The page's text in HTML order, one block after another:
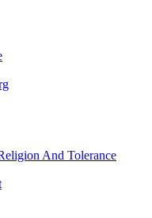
And Tolerance